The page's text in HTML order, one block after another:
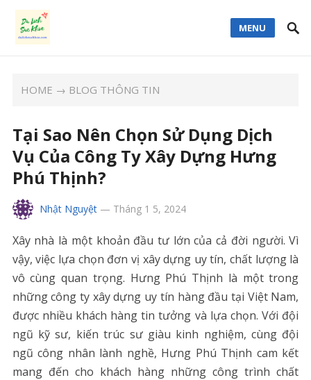
MENU
HOME → BLOG THÔNG TIN
Tại Sao Nên Chọn Sử Dụng Dịch
Vụ Của Công Ty Xây Dựng Hưng
Phú Thịnh?
Nhật Nguyệt— Tháng 1 5, 2024
Xây nhà là một khoản đầu tư lớn của cả đời người. Vì
vậy, việc lựa chọn đơn vị xây dựng uy tín, chất lượng là
vô cùng quan trọng. Hưng Phú Thịnh là một trong
những công ty xây dựng uy tín hàng đầu tại Việt Nam,
được nhiều khách hàng tin tưởng và lựa chọn. Với đội
ngũ kỹ sư, kiến trúc sư giàu kinh nghiệm, cùng đội
ngũ công nhân lành nghề, Hưng Phú Thịnh cam kết
mang đến cho khách hàng những công trình chất